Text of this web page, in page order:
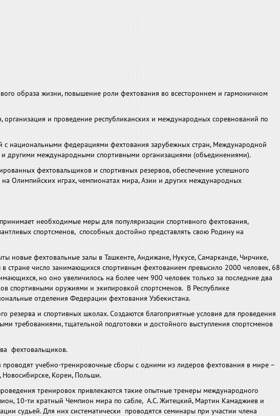
образа жизни, повышение роли фехто­вания во всестороннем и гармоничном
организация и проведение республиканских и международных соревнований по
с национальными федерациями фехтова­ния зарубежных стран, Международной
дру­гими международными спортивными организациями (объединениями).
фехтовальщиков и спортивных резервов, обеспечение успешного
Олим­пийских играх, чемпионатах мира, Азии и других меж­дународных
необходимые меры для популяризации спортивного фехтования,
спортсменов, способных достойно представлять свою Родину на
фехтовальные залы в Ташкенте, Андижане, Нукусе, Самарканде, Чирчике,
в стране число занимающихся спортивным фехтованием превысило 2000 человек, 68
но оно увеличилось на более чем 900 человек только за последние два
спортивными оружиями и экипировкой спортсменов. В Республике
отделения Федерации фехтования Узбекистана.
резерва и спортивных школах. Создаются благоприятные условия для проведения
требованиями, тщательной подготовки и достойного выступления спортсменов
фехтовальщиков.
проводят учебно-тренировочные сборы с одними из лидеров фехтования в мире –
Кореи, Польши.
тренировок привлекаются такие опытные тренеры международного
10-ти кратный Чемпион мира по сабле, А.С. Житецкий, Мартин Камаджиев и
судьей. Для них систематически проводятся семинары при участии члена